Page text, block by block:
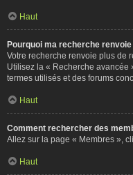
Haut
Pourquoi ma recherche
Votre recherche renvoie plus de
Utilisez la « Recherche avancée
termes utilisés et des forums
Haut
Comment rechercher des
Allez sur la page « Membres »,
Haut